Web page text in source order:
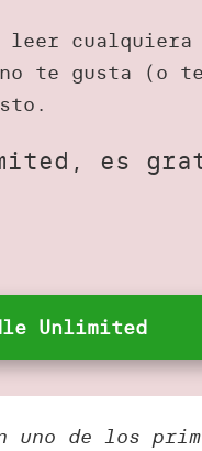
cualquiera
te gusta (o
es
Unlimited
de los